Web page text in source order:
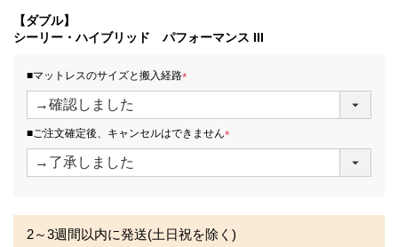
生産国
・配達日指定ＯＫ！
※北海道・沖縄・離島等一部地域へのお届けは別途送料が
発生する場合がございます。また、発送予定も変更になる
場合があります。
【ダブル】
シーリー・ハイブリッド パフォーマンス III
■マットレスのサイズと搬入経路
(
)
■ご注文確定後、キャンセルはできません
(
2～3週間以内に発送(土日祝を除く)